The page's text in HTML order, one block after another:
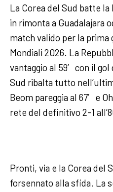
La Corea del Sud batte la
in rimonta a Guadalajara
match valido per la prima
Mondiali 2026. La
vantaggio al 59′ con il
Sud ribalta tutto
Beom pareggia al 67′ e
rete del definitivo 2-1
Pronti, via e la Corea del
forsennato alla sfida. La